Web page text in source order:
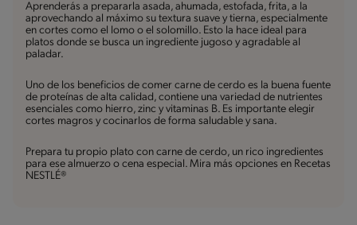
Aprenderás a prepararla asada, ahumada, estofada, frita, a la
aprovechando al máximo su textura suave y tierna, especialmente
en cortes como el lomo o el solomillo. Esto la hace ideal para
platos donde se busca un ingrediente jugoso y agradable al
paladar.
Uno de los beneficios de comer carne de cerdo es la buena fuente
de proteínas de alta calidad, contiene una variedad de nutrientes
esenciales como hierro, zinc y vitaminas B. Es importante elegir
cortes magros y cocinarlos de forma saludable y sana.
Prepara tu propio plato con carne de cerdo, un rico ingredientes
para ese almuerzo o cena especial. Mira más opciones en Recetas
NESTLÉ®